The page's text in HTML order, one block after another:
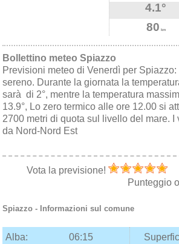
4.1°
80 km
Bollettino meteo Spiazzo
Previsioni meteo di Venerdì per
sereno. Durante la giornata la
sarà di 2°, mentre la temperatura
13.9°, Lo zero termico alle ore 12.00 si
2700 metri di quota sul livello del mare. I
da Nord-Nord Est
Vota la previsione!
Punteggio
Spiazzo - Informazioni sul comune
Alba: 06:15